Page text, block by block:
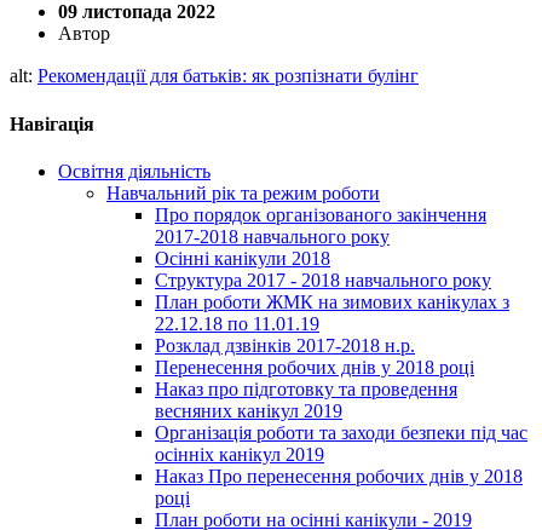
09 листопада 2022
Автор
alt: Рекомендації для батьків: як розпізнати булінг
Навігація
Освітня діяльність
Навчальний рік та режим роботи
Про порядок організованого закінчення
2017-2018 навчального року
Осінні канікули 2018
Структура 2017 - 2018 навчального року
План роботи ЖМК на зимових канікулах з
22.12.18 по 11.01.19
Розклад дзвінків 2017-2018 н.р.
Перенесення робочих днів у 2018 році
Наказ про підготовку та проведення
весняних канікул 2019
Організація роботи та заходи безпеки під час
осінніх канікул 2019
Наказ Про перенесення робочих днів у 2018
році
План роботи на осінні канікули - 2019